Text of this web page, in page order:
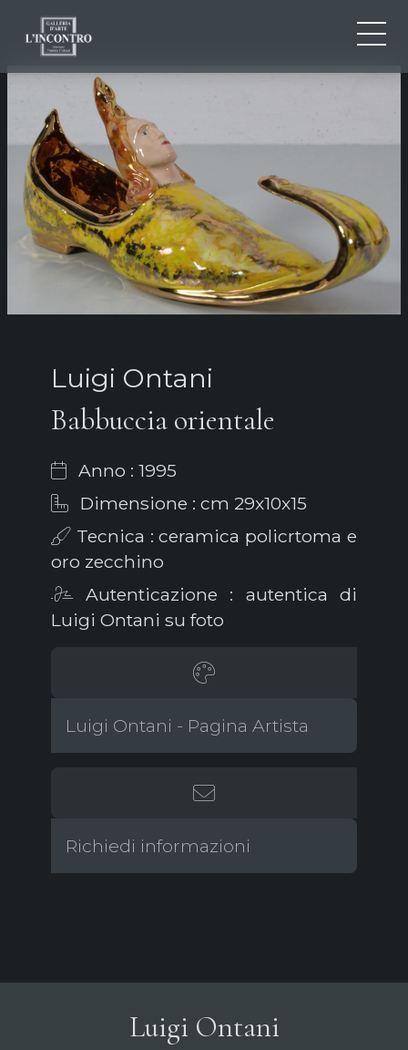
FR
CHI SIAMO
NEWS ED EVENTI
ARTISTI E OPERE
MOSTRE
CONTATTI
Luigi Ontani
Babbuccia orientale
Anno : 1995
Dimensione : cm 29x10x15
Tecnica : ceramica policrtoma e
oro zecchino
Autenticazione : autentica di
Luigi Ontani su foto
Luigi Ontani - Pagina Artista
Richiedi informazioni
Luigi Ontani